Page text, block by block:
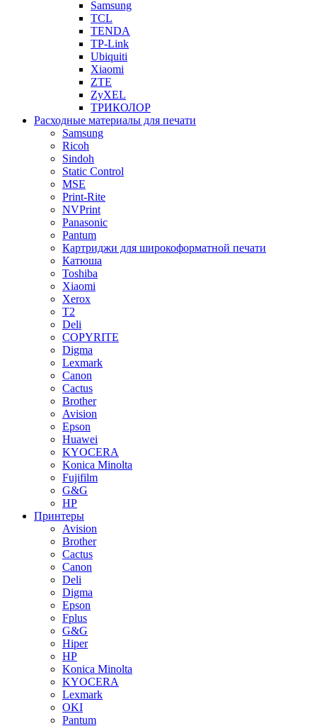
Samsung
TCL
TENDA
TP-Link
Ubiquiti
Xiaomi
ZTE
ZyXEL
ТРИКОЛОР
Расходные материалы для печати
Samsung
Ricoh
Sindoh
Static Control
MSE
Print-Rite
NVPrint
Panasonic
Pantum
Картриджи для широкоформатной печати
Катюша
Toshiba
Xiaomi
Xerox
T2
Deli
COPYRITE
Digma
Lexmark
Canon
Cactus
Brother
Avision
Epson
Huawei
KYOCERA
Konica Minolta
Fujifilm
G&G
HP
Принтеры
Avision
Brother
Cactus
Canon
Deli
Digma
Epson
Fplus
G&G
Hiper
HP
Konica Minolta
KYOCERA
Lexmark
OKI
Pantum